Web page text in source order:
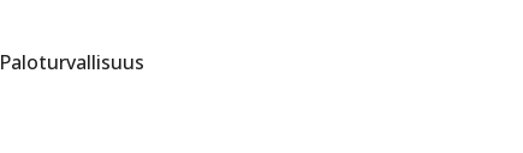
Paloturvallisuus